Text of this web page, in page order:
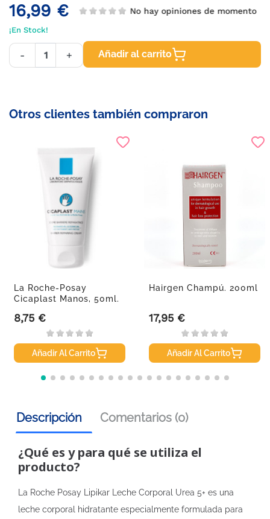
16,99 € No hay opiniones de momento
¡En Stock!
- + Añadir al carrito
Otros clientes también compraron
La Roche-Posay
Cicaplast Manos, 50ml.
Precio
8,75 €
Añadir Al Carrito
Hairgen Champú. 200ml
Precio
17,95 €
Añadir Al Carrito
Descripción Comentarios (0)
¿Qué es y para qué se utiliza el
producto?
La Roche Posay Lipikar Leche Corporal Urea 5+ es una
leche corporal hidratante especialmente formulada para